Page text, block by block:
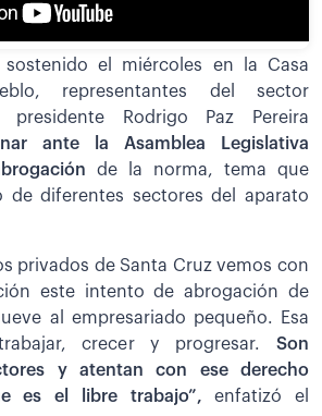
el miércoles en la Casa
representantes del sector
Rodrigo Paz Pereira
ante la Asamblea Legislativa
de la norma, tema que
de diferentes sectores del aparato
privados de Santa Cruz vemos con
este intento de abrogación de
al empresariado pequeño. Esa
crecer y progresar. Son
y atentan con ese derecho
es el libre trabajo”, enfatizó el